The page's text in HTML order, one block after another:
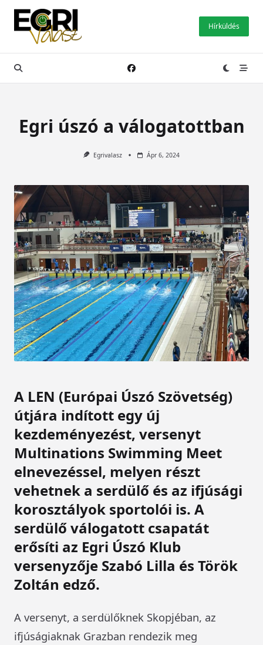
Skip
content
Hírküldés
Egri úszó a válogatottban
Egrivalasz Ápr 6, 2024
A LEN (Európai Úszó Szövetség)
útjára indított egy új
kezdeményezést, versenyt
Multinations Swimming Meet
elnevezéssel, melyen részt
vehetnek a serdülő és az ifjúsági
korosztályok sportolói is. A
serdülő válogatott csapatát
erősíti az Egri Úszó Klub
versenyzője Szabó Lilla és Török
Zoltán edző.
A versenyt, a serdülőknek Skopjéban, az
ifjúságiaknak Grazban rendezik meg